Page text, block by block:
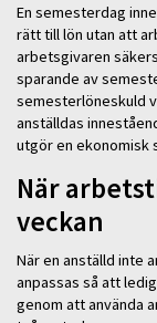
En semesterdag
rätt till lön utan att
arbetsgivaren
sparande av
semesterlöneskuld
anställdas
utgör en ekonomisk
När
veckan
När en anställd inte
anpassas så att
genom att använda